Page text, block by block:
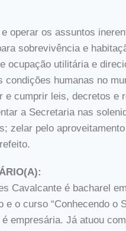
operar os assuntos
sobrevivência e
ocupação utilitária e
condições humanas no
e cumprir leis, decretos e
a Secretaria nas
zelar pelo
Cavalcante é bacharel
e o curso “Conhecendo o
empresária. Já atuou